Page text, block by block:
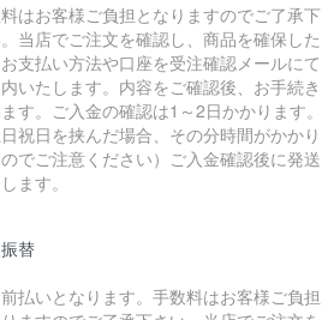
はお客様ご負担となりますのでご了承下
当店でご注文を確認し、商品を確保した
支払い方法や口座を受注確認メールにて
いたします。内容をご確認後、お手続き
す。ご入金の確認は1～2日かかります。
日祝日を挟んだ場合、その分時間がかかり
でご注意ください）ご入金確認後に発送
ます。
替
払いとなります。手数料はお客様ご負担